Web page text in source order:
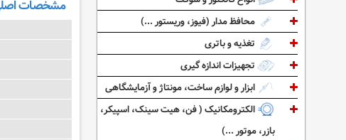
مشخصات اصلی
محافظ مدار (فیوز، وریستور ...)
تغذیه و باتری
تجهیزات اندازه گیری
ابزار و لوازم ساخت، مونتاژ و آزمایشگاهی
الکترومکانیک ( فن، هیت سینک، اسپیکر،
بازر، موتور ...)